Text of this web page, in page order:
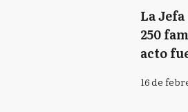
La
250
acto
16 de